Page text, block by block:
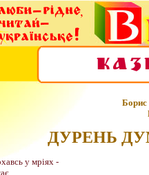
ДУРЕНЬ
у мріях -